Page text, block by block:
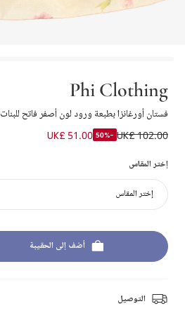
Phi Clothing
فستان أورغانزا بطبعة ورود لون أصفر فاتح للبنات
UK£ 102.00
-50%
UK£ 51.00
إختر المقاس
إختر المقاس
أضف إلى الحقيبة
التوصيل